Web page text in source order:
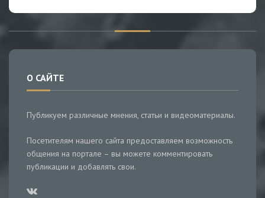
О САЙТЕ
Публикуем различные мнения, статьи и видеоматериалы.
Посетителям нашего сайта предоставляем возможность
общения на портале – вы можете комментировать
публикации и добавлять свои.